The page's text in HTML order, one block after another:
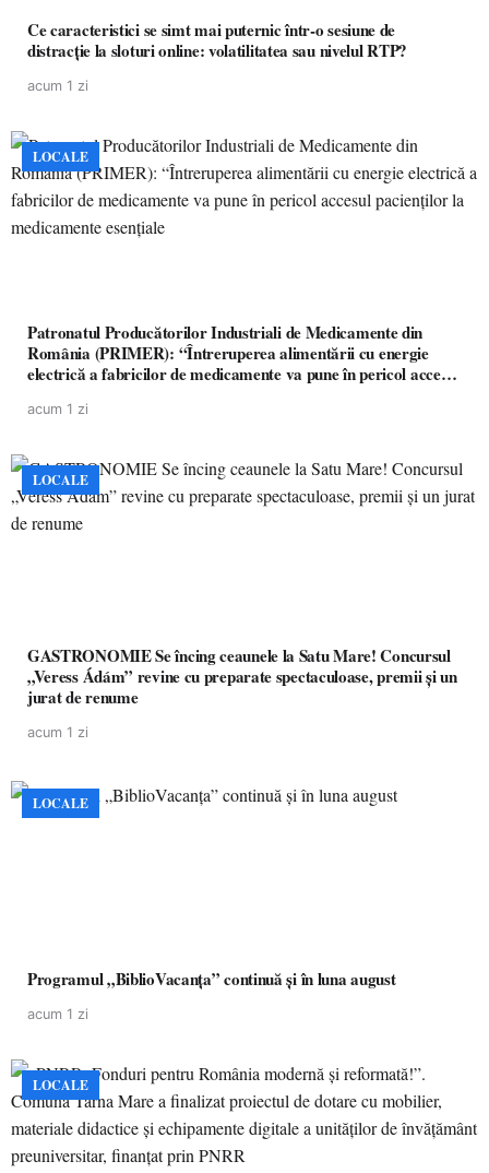
Ce caracteristici se simt mai puternic într-o sesiune de
distracție la sloturi online: volatilitatea sau nivelul RTP?
acum 1 zi
LOCALE
Patronatul Producătorilor Industriali de Medicamente din
România (PRIMER): “Întreruperea alimentării cu energie
electrică a fabricilor de medicamente va pune în pericol accesul
acum 1 zi
LOCALE
GASTRONOMIE Se încing ceaunele la Satu Mare! Concursul
„Veress Ádám” revine cu preparate spectaculoase, premii și un
jurat de renume
acum 1 zi
LOCALE
Programul „BiblioVacanța” continuă și în luna august
acum 1 zi
LOCALE